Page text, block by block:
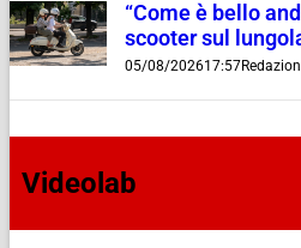
“Come è bello
scooter sul
05/08/202617:57
Videolab